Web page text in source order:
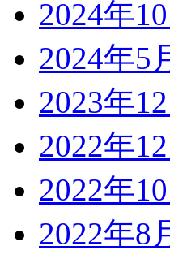
2024年
2024年5
2023年
2022年
2022年
2022年8